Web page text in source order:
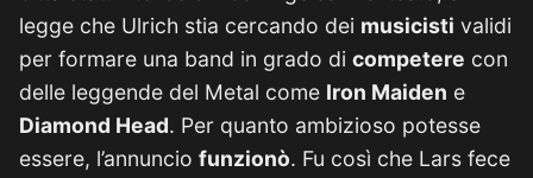
legge che Ulrich stia cercando dei musicisti validi
per formare una band in grado di competere con
delle leggende del Metal come Iron Maiden e
Diamond Head. Per quanto ambizioso potesse
essere, l’annuncio funzionò. Fu così che Lars fece